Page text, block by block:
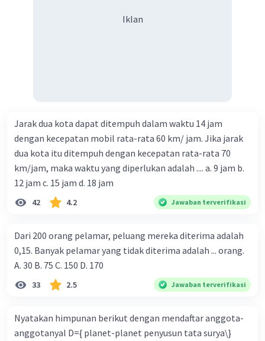
Iklan
Jarak dua kota dapat ditempuh dalam waktu 14 jam
dengan kecepatan mobil rata-rata 60 km/ jam. Jika jarak
dua kota itu ditempuh dengan kecepatan rata-rata 70
km/jam, maka waktu yang diperlukan adalah .... a. 9 jam b.
12 jam c. 15 jam d. 18 jam
42 4.2 Jawaban terverifikasi
Dari 200 orang pelamar, peluang mereka diterima adalah
0,15. Banyak pelamar yang tidak diterima adalah ... orang.
A. 30 B. 75 C. 150 D. 170
33 2.5 Jawaban terverifikasi
Nyatakan himpunan berikut dengan mendaftar anggota-
anggotanyal D={ planet-planet penyusun tata surya\}